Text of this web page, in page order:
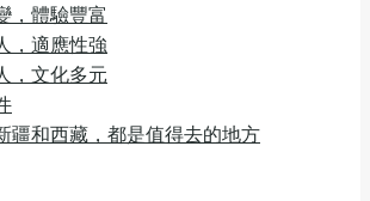
，體驗豐富
，適應性強
，文化多元
疆和西藏，都是值得去的地方